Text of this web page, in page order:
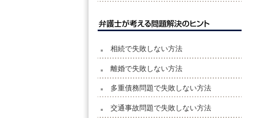
相続で失敗しない方法
離婚で失敗しない方法
多重債務問題で失敗しない方法
交通事故問題で失敗しない方法